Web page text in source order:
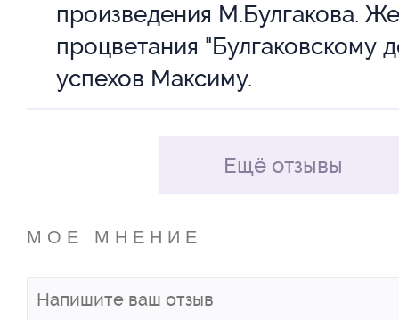
произведения М.Булгакова.
процветания "Булгаковскому
успехов Максиму.
Ещё отзывы
МОЕ МНЕНИЕ